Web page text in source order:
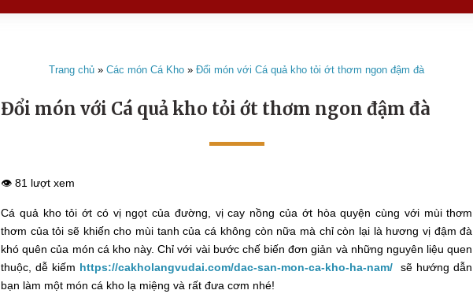
Trang chủ »Các món Cá Kho »Đổi món với Cá quả kho tỏi ớt thơm ngon đậm đà
Đổi món với Cá quả kho tỏi ớt thơm ngon đậm đà
👁️ 81 lượt xem
Cá quả kho tỏi ớt có vị ngọt của đường, vị cay nồng của ớt hòa quyện cùng với mùi thơm
thơm của tỏi sẽ khiến cho mùi tanh của cá không còn nữa mà chỉ còn lại là hương vị đậm đà
khó quên của món cá kho này. Chỉ với vài bước chế biến đơn giản và những nguyên liệu quen
thuộc, dễ kiếm https://cakholangvudai.com/dac-san-mon-ca-kho-ha-nam/ sẽ hướng dẫn
bạn làm một món cá kho lạ miệng và rất đưa cơm nhé!